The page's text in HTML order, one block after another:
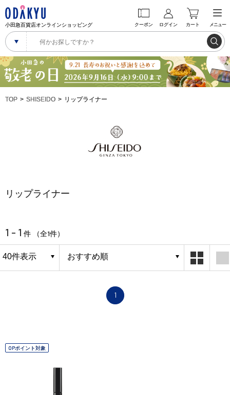
小田急百貨店オンラインショッピング クーポン ログイン カート メニュー
TOP SHISEIDO リップライナー
リップライナー
1 - 1 件 （全1件）
1
OPポイント対象